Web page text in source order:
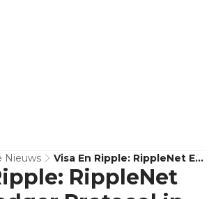
Nieuws
Visa En Ripple: RippleNet En
Interledger Protocol In De
Spotlight Voor Digitale
RippleNet